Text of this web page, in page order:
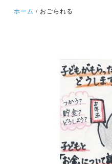
ホーム おごられる